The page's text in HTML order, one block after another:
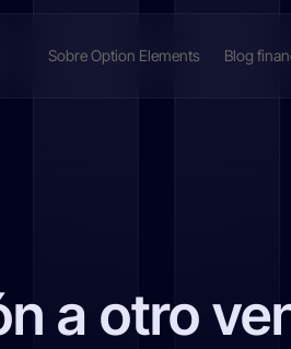
Sobre Option Elements Blog
a otro